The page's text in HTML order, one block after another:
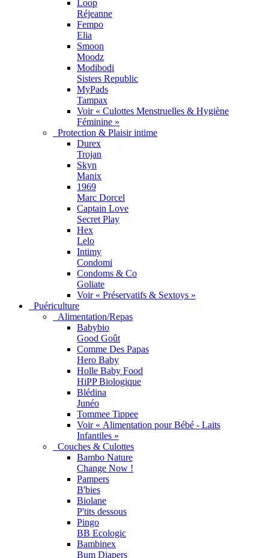
Loop
Réjeanne
Fempo
Elia
Smoon
Moodz
Modibodi
Sisters Republic
MyPads
Tampax
Voir « Culottes Menstruelles & Hygiène
Féminine »
Protection & Plaisir intime
Durex
Trojan
Skyn
Manix
1969
Marc Dorcel
Captain Love
Secret Play
Hex
Lelo
Intimy
Condomi
Condoms & Co
Goliate
Voir « Préservatifs & Sextoys »
Puériculture
Alimentation/Repas
Babybio
Good Goût
Comme Des Papas
Hero Baby
Holle Baby Food
HiPP Biologique
Blédina
Junéo
Tommee Tippee
Voir « Alimentation pour Bébé - Laits
Infantiles »
Couches & Culottes
Bambo Nature
Change Now !
Pampers
B'bies
Biolane
P'tits dessous
Pingo
BB Ecologic
Bambinex
Bum Diapers